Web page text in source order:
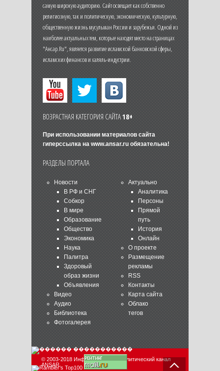
самую широкую аудиторию. Сайт освещает как собственно
религиозную, так и политическую, экономическую, культурную,
общественную жизнь мусульман России и зарубежья. Одной из
наиболее актуальных тем, которые находят место на страницах
"Ансар.Ru", является развитие исламской банковской сферы,
исламских финансов и халяль-индустрии.
ВОЗРАСТНАЯ КАТЕГОРИЯ САЙТА18+
При использовании материалов сайта
гиперссылка на www.ansar.ruобязательна!
РАЗДЕЛЫ ПОРТАЛА
Новости
В РФ и СНГ
Собкор
В мире
Образование
Общество
Экономика
Наука
Палитра
Здоровый
образ жизни
Объявления
Видео
Аудио
Библиотека
Фотогалерея
Актуально
Аналитика
Персоны
Прямой
путь
История
Онлайн
О проекте
Размещение
рекламы
RSS
Контакты
Карта сайта
Облако
тегов
© 2003-2018 Информационно-аналитический канал
ANSAR